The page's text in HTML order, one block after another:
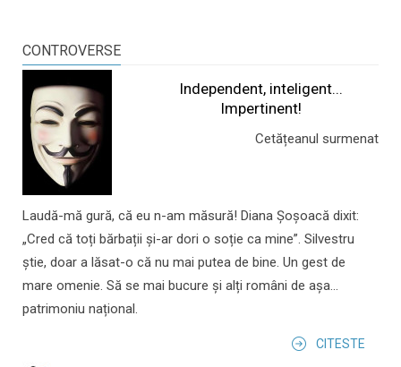
CONTROVERSE
Independent, inteligent...
Impertinent!
Cetățeanul surmenat
Laudă-mă gură, că eu n-am măsură! Diana Șoșoacă dixit:
„Cred că toți bărbații și-ar dori o soție ca mine”. Silvestru
știe, doar a lăsat-o că nu mai putea de bine. Un gest de
mare omenie. Să se mai bucure și alți români de așa...
patrimoniu național.
CITESTE